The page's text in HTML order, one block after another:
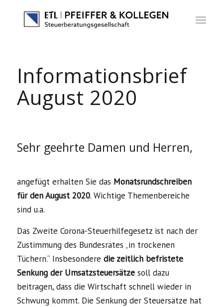
Informationsbrief
August 2020
Sehr geehrte Damen und Herren,
angefügt erhalten Sie das Monatsrundschreiben
für den August 2020. Wichtige Themenbereiche
sind u.a.
Das Zweite Corona-Steuerhilfegesetz ist nach der
Zustimmung des Bundesrates „in trockenen
Tüchern.“ Insbesondere die zeitlich befristete
Senkung der Umsatzsteuersätzesoll dazu
beitragen, dass die Wirtschaft schnell wieder in
Schwung kommt. Die Senkung der Steuersätze hat